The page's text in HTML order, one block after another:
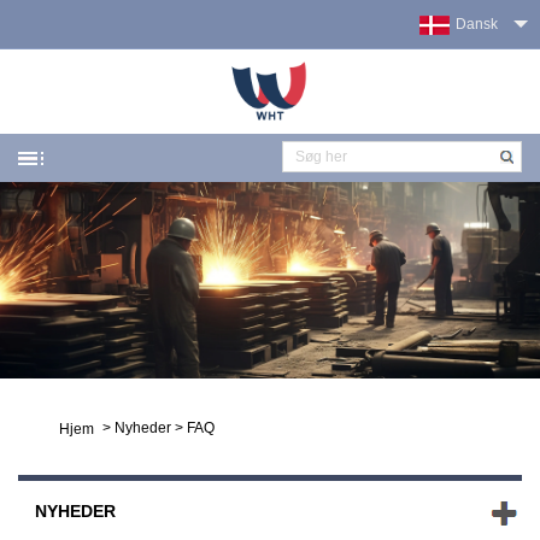
Dansk
Hjem > Nyheder > FAQ
NYHEDER